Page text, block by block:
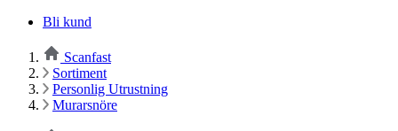
Bli kund
Scanfast
Sortiment
Personlig Utrustning
Murarsnöre